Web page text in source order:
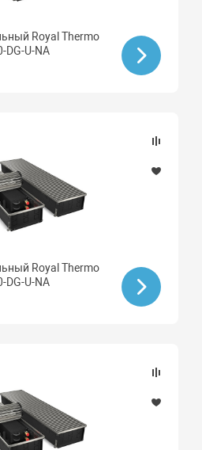
Royal Thermo
DG-U-NA
Royal Thermo
DG-U-NA